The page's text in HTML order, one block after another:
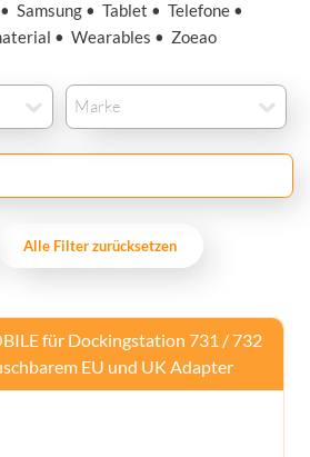
• Samsung • Tablet • Telefone •
• Wearables • Zoeao
Alle Filter zurücksetzen
für Dockingstation 731 / 732
EU und UK Adapter